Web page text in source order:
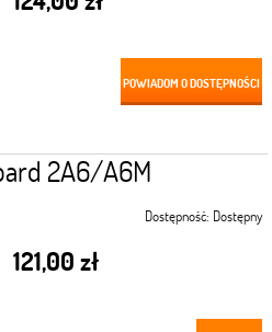
POWIADOM O DOSTĘPNOŚCI
2A6/A6M
Dostępność: Dostępny
121,00 zł